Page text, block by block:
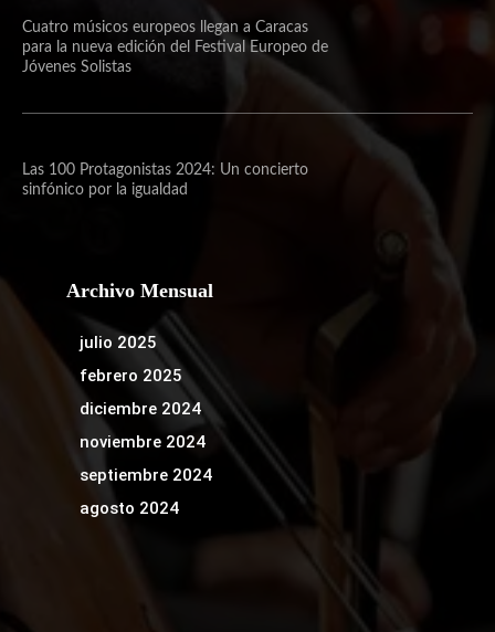
Cuatro músicos europeos llegan a Caracas
para la nueva edición del Festival Europeo de
Jóvenes Solistas
Las 100 Protagonistas 2024: Un concierto
sinfónico por la igualdad
Archivo Mensual
julio 2025
febrero 2025
diciembre 2024
noviembre 2024
septiembre 2024
agosto 2024